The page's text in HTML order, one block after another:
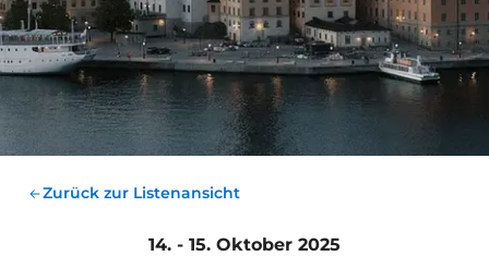
Zurück zur Listenansicht
14. - 15. Oktober 2025